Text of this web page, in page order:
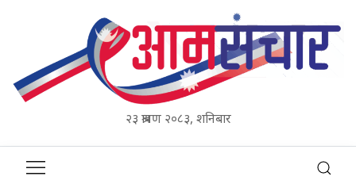
२३ श्रावण २०८३, शनिबार